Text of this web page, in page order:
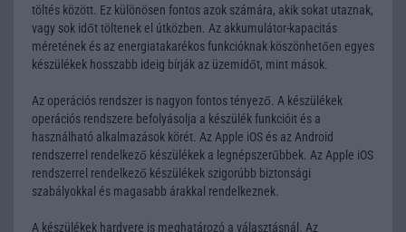
töltés között. Ez különösen fontos azok számára, akik sokat utaznak,
vagy sok időt töltenek el útközben. Az akkumulátor-kapacitás
méretének és az energiatakarékos funkcióknak köszönhetően egyes
készülékek hosszabb ideig bírják az üzemidőt, mint mások.
Az operációs rendszer is nagyon fontos tényező. A készülékek
operációs rendszere befolyásolja a készülék funkcióit és a
használható alkalmazások körét. Az Apple iOS és az Android
rendszerrel rendelkező készülékek a legnépszerűbbek. Az Apple iOS
rendszerrel rendelkező készülékek szigorúbb biztonsági
szabályokkal és magasabb árakkal rendelkeznek.
A készülékek hardvere is meghatározó a választásnál. Az